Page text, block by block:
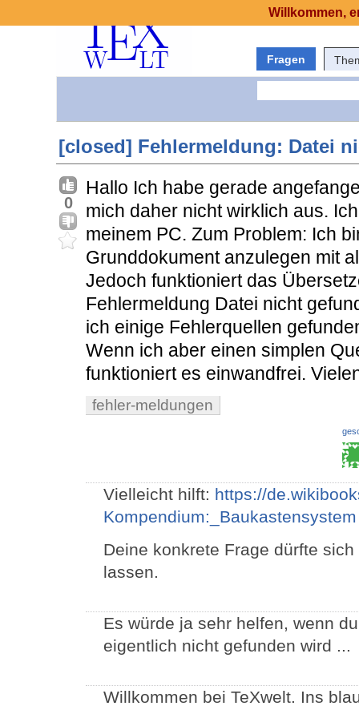
Fragen
[closed] Fehlermeldung: Datei
0
Hallo Ich habe gerade
mich daher nicht wirklich aus.
meinem PC. Zum Problem: Ich
Grunddokument anzulegen mit
Jedoch funktioniert das
Fehlermeldung Datei nicht
ich einige Fehlerquellen
Wenn ich aber einen simplen
funktioniert es einwandfrei.
fehler-meldungen
Vielleicht hilft: https://
Kompendium:_Baukastensystem
Deine konkrete Frage dürfte
lassen.
Es würde ja sehr helfen, wenn
eigentlich nicht gefunden wird ...
Willkommen bei TeXwelt. Ins
Willkommen,